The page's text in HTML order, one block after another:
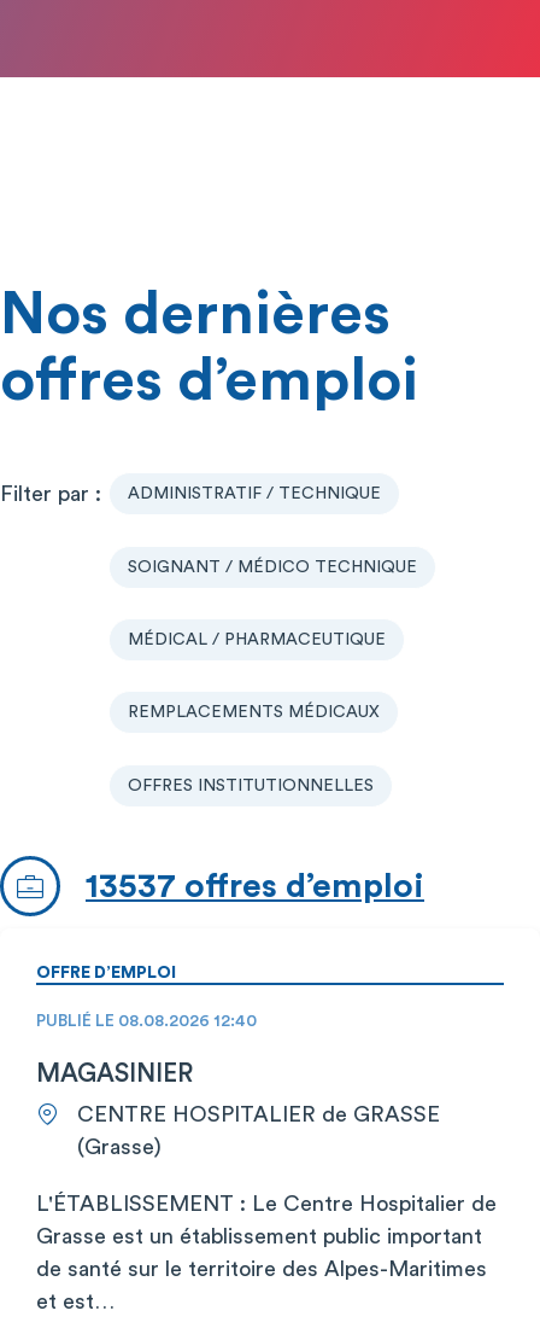
Nos dernières
offres d’emploi
ADMINISTRATIF / TECHNIQUE
SOIGNANT / MÉDICO TECHNIQUE
MÉDICAL / PHARMACEUTIQUE
REMPLACEMENTS MÉDICAUX
OFFRES INSTITUTIONNELLES
13537 offres d’emploi
OFFRE D’EMPLOI
PUBLIÉ LE 08.08.2026 12:40
MAGASINIER
CENTRE HOSPITALIER de GRASSE
(Grasse)
L'ÉTABLISSEMENT : Le Centre Hospitalier de
Grasse est un établissement public important
de santé sur le territoire des Alpes-Maritimes
et est…